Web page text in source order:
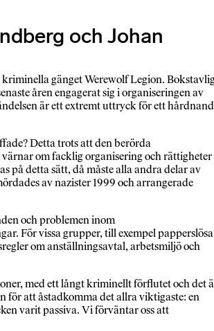
och Johan
gänget Werewolf Legion.
åren engagerat sig i organiseringen av
är ett extremt uttryck för ett
Detta trots att den berörda
om facklig organisering och rättigheter
på detta sätt, då måste alla andra delar av
av nazister 1999 och arrangerade
och problemen inom
För vissa grupper, till exempel papperslösa
om anställningsavtal, arbetsmiljö och
med ett långt kriminellt förflutet och det
för att åstadkomma det allra viktigaste: en
varit passiva. Vi förväntar oss att